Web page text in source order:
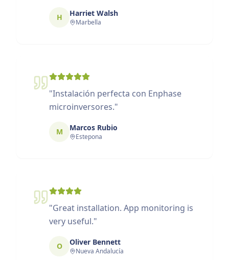
H Harriet Walsh
Marbella
"Instalación perfecta con Enphase
microinversores."
M Marcos Rubio
Estepona
"Great installation. App monitoring is
very useful."
O Oliver Bennett
Nueva Andalucía